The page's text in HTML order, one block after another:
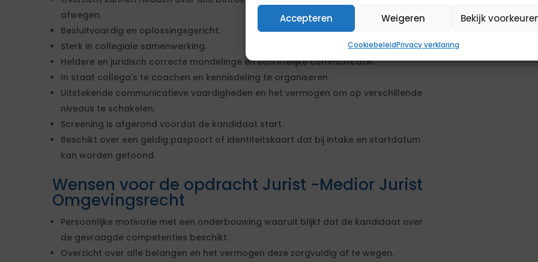
Accepteren Weigeren Bekijk
CookiebeleidPrivacy verklaring
afwegen.
Besluitvaardig en oplossingsgericht.
Sterk in collegiale samenwerking.
Heldere en juridisch correcte mondelinge en schriftelijke communicatie.
In staat collega's te coachen en kennisdeling te organiseren.
Uitstekende communicatieve vaardigheden en het vermogen om op verschillende
niveaus te schakelen.
Screening is afgerond voordat de kandidaat start.
Beschikt over een geldig paspoort of identiteitskaart dat bij intake en startdatum
kan worden getoond.
Wensen voor de opdracht Jurist -Medior Jurist
Omgevingsrecht
Persoonlijke motivatie met een onderbouwing waaruit blijkt dat de kandidaat over
de gevraagde competenties beschikt.
Overzicht over alle belangen en het vermogen deze zorgvuldig af te wegen.